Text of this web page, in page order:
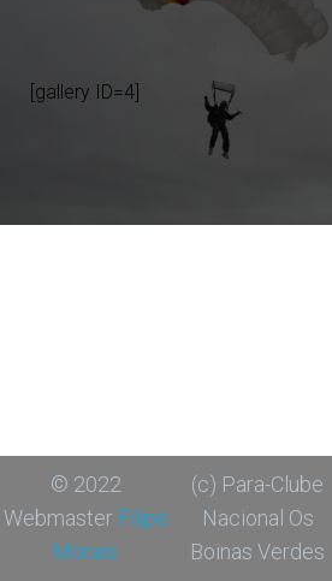
[gallery ID=4]
© 2022
Webmaster Filipe
Morais
(c) Para-Clube
Nacional Os
Boinas Verdes